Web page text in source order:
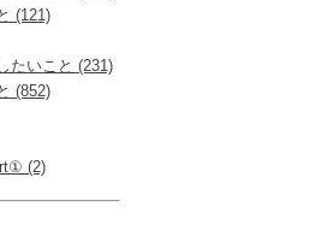
(121)
たいこと (231)
(852)
(2)